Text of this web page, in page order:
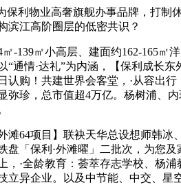
利物业高奢旗舰办事品牌，打制
滨江高阶圈层的低密共识？
㎡小高层、建面约162-165㎡洋
“通情·达礼”为内涵，【保利成长
认购！共建世界会客堂，·从容出
弥珍，总市值超4万亿。杨树浦、
64项目】联袂天华总设想师韩冰、
盘「保利·外滩曜」二批次，为您
，·全龄教育：荟萃存志学校、杨
立异企业。以及中节能、中交、星